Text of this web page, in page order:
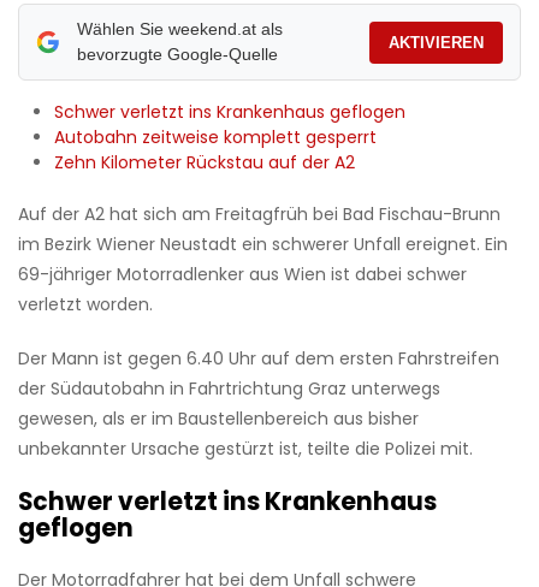
Wählen Sie weekend.at als
bevorzugte Google-Quelle
AKTIVIEREN
Schwer verletzt ins Krankenhaus geflogen
Autobahn zeitweise komplett gesperrt
Zehn Kilometer Rückstau auf der A2
Auf der A2 hat sich am Freitagfrüh bei Bad Fischau-Brunn
im Bezirk Wiener Neustadt ein schwerer Unfall ereignet. Ein
69-jähriger Motorradlenker aus Wien ist dabei schwer
verletzt worden.
Der Mann ist gegen 6.40 Uhr auf dem ersten Fahrstreifen
der Südautobahn in Fahrtrichtung Graz unterwegs
gewesen, als er im Baustellenbereich aus bisher
unbekannter Ursache gestürzt ist, teilte die Polizei mit.
Schwer verletzt ins Krankenhaus
geflogen
Der Motorradfahrer hat bei dem Unfall schwere